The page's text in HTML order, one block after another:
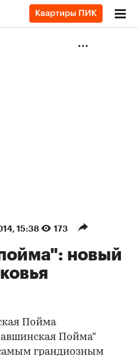
15:38 173
новый
Пойма"
грандиозным